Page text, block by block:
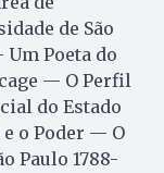
de São
Um Poeta do
— O Perfil
do Estado
e o Poder — O
Paulo 1788-